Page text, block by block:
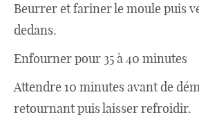
Beurrer et fariner le moule puis
dedans.
Enfourner pour 35 à 40 minutes
Attendre 10 minutes avant de
retournant puis laisser refroidir.